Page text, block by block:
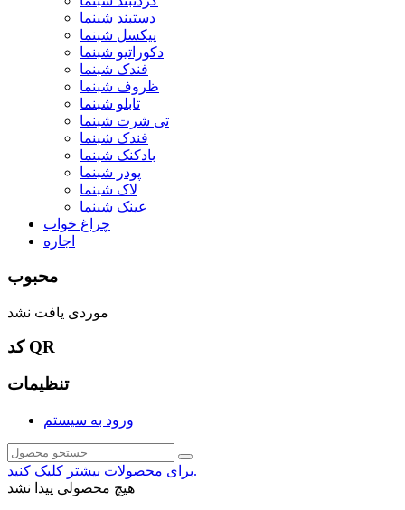
دستبند شبنما
پیکسل شبنما
دکوراتیو شبنما
فندک شبنما
ظروف شبنما
تابلو شبنما
تی شرت شبنما
فندک شبنما
بادکنک شبنما
پودر شبنما
لاک شبنما
عینک شبنما
چراغ خواب
اجاره
محبوب
موردی یافت نشد
کد QR
تنظیمات
ورود به سیستم
برای محصولات بیشتر کلیک کنید.
هیچ محصولی پیدا نشد